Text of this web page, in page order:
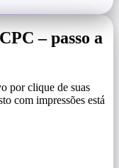
– passo a
por clique de suas
com impressões está